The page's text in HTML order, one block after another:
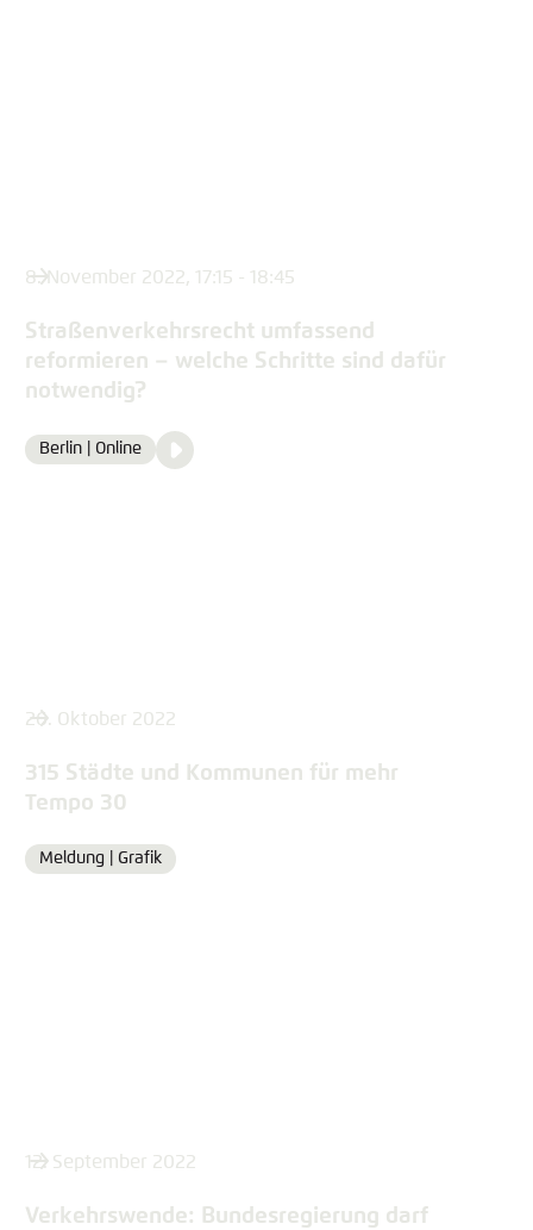
8. November 2022, 17:15 - 18:45
Straßenverkehrsrecht umfassend
reformieren – welche Schritte sind dafür
notwendig?
Location
Berlin | Online
Media
Video
26. Oktober 2022
315 Städte und Kommunen für mehr
Tempo 30
Format
Meldung | Grafik
12. September 2022
Verkehrswende: Bundesregierung darf